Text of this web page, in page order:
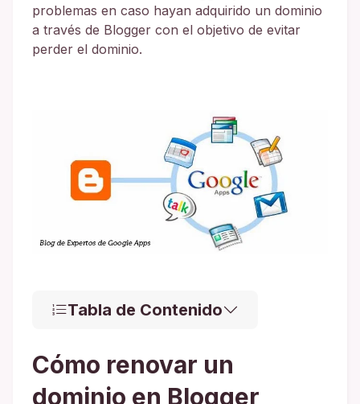
problemas en caso hayan adquirido un dominio
a través de Blogger con el objetivo de evitar
perder el dominio.
Tabla de Contenido
Cómo renovar un
dominio en Blogger